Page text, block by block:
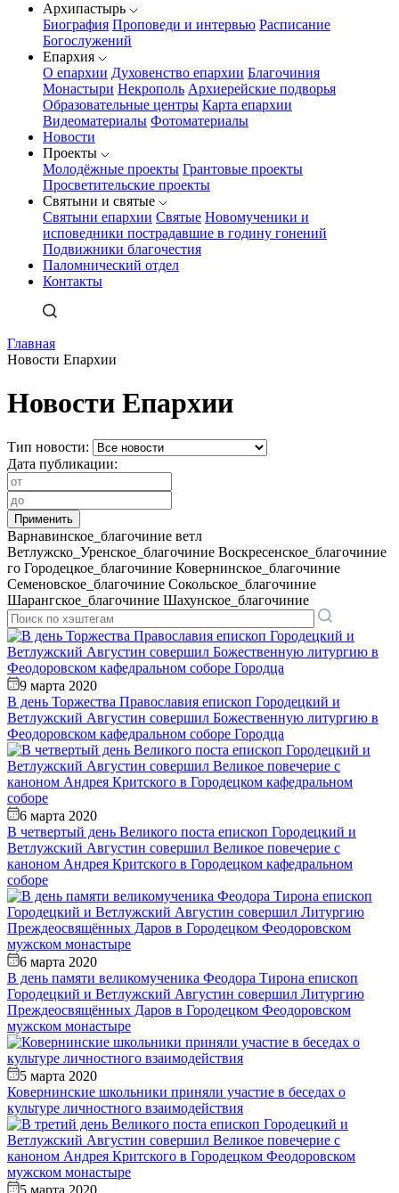
Архипастырь
Биография Проповеди и интервью Расписание
Богослужений
Епархия
О епархии Духовенство епархии Благочиния
Монастыри Некрополь Архиерейские подворья
Образовательные центры Карта епархии
Видеоматериалы Фотоматериалы
Новости
Проекты
Молодёжные проекты Грантовые проекты
Просветительские проекты
Святыни и святые
Святыни епархии Святые Новомученики и
исповедники пострадавшие в годину гонений
Подвижники благочестия
Паломнический отдел
Контакты
Главная
Новости Епархии
Новости Епархии
Тип новости:
Дата публикации:
Варнавинское_благочиние ветл
Ветлужско_Уренское_благочиние Воскресенское_благочиние
го Городецкое_благочиние Ковернинское_благочиние
Семеновское_благочиние Сокольское_благочиние
Шарангское_благочиние Шахунское_благочиние
9 марта 2020
В день Торжества Православия епископ Городецкий и
Ветлужский Августин совершил Божественную литургию в
Феодоровском кафедральном соборе Городца
6 марта 2020
В четвертый день Великого поста епископ Городецкий и
Ветлужский Августин совершил Великое повечерие с
каноном Андрея Критского в Городецком кафедральном
соборе
6 марта 2020
В день памяти великомученика Феодора Тирона епископ
Городецкий и Ветлужский Августин совершил Литургию
Преждеосвящённых Даров в Городецком Феодоровском
мужском монастыре
5 марта 2020
Ковернинские школьники приняли участие в беседах о
культуре личностного взаимодействия
5 марта 2020